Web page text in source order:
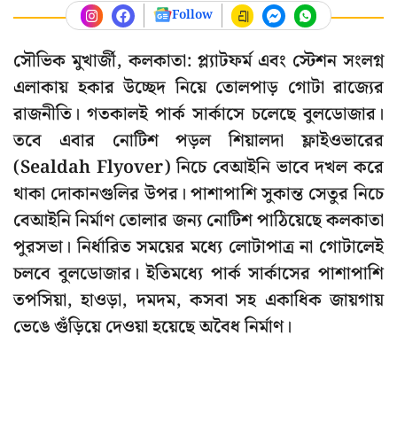
Follow
সৌভিক মুখার্জী, কলকাতা: প্ল্যাটফর্ম এবং স্টেশন সংলগ্ন
এলাকায় হকার উচ্ছেদ নিয়ে তোলপাড় গোটা রাজ্যের
রাজনীতি। গতকালই পার্ক সার্কাসে চলেছে বুলডোজার।
তবে এবার নোটিশ পড়ল শিয়ালদা ফ্লাইওভারের
(Sealdah Flyover) নিচে বেআইনি ভাবে দখল করে
থাকা দোকানগুলির উপর। পাশাপাশি সুকান্ত সেতুর নিচে
বেআইনি নির্মাণ তোলার জন্য নোটিশ পাঠিয়েছে কলকাতা
পুরসভা। নির্ধারিত সময়ের মধ্যে লোটাপাত্র না গোটালেই
চলবে বুলডোজার। ইতিমধ্যে পার্ক সার্কাসের পাশাপাশি
তপসিয়া, হাওড়া, দমদম, কসবা সহ একাধিক জায়গায়
ভেঙে গুঁড়িয়ে দেওয়া হয়েছে অবৈধ নির্মাণ।